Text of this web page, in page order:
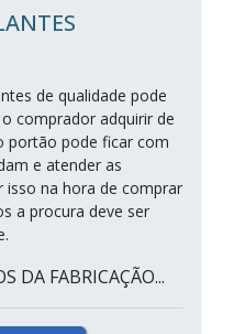
de qualidade pode
comprador adquirir de
portão pode ficar com
e atender as
isso na hora de comprar
a procura deve ser
DA FABRICAÇÃO...